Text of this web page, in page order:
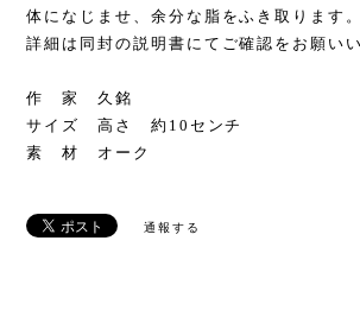
体になじませ、余分な脂をふき取ります。
詳細は同封の説明書にてご確認をお願い
作 家 久銘
サイズ 高さ 約10センチ
素 材 オーク
通報する